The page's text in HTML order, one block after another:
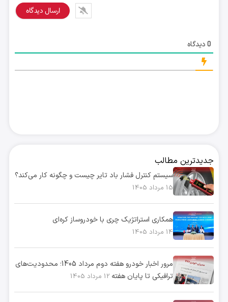
0دیدگاه
جدیدترین مطالب
سیستم کنترل فشار باد تایر چیست و چگونه کار می‌کند؟
15 مرداد 1405
همکاری استراتژیک چری با خودروساز کره‌ای
14 مرداد 1405
مرور اخبار خودرو هفته دوم مرداد 1405؛ محدودیت‌های
ترافیکی تا پایان هفته 12 مرداد 1405